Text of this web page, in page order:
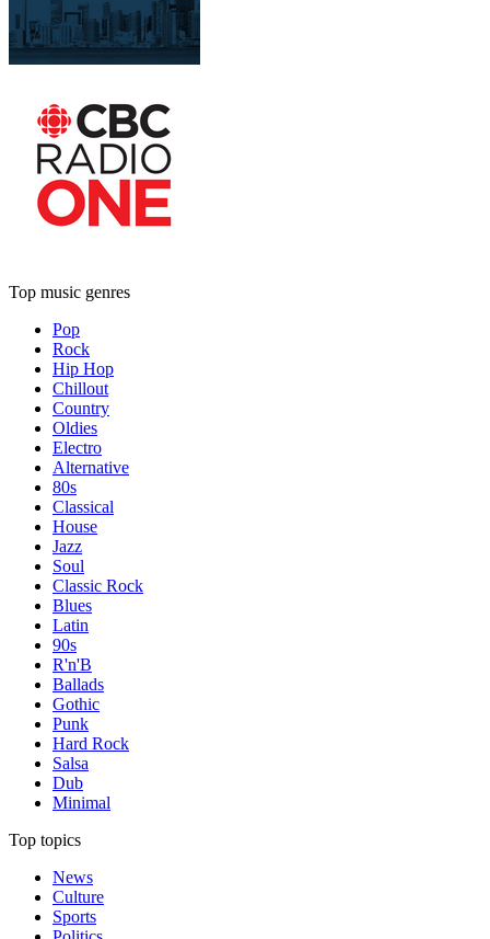
Top music genres
Pop
Rock
Hip Hop
Chillout
Country
Oldies
Electro
Alternative
80s
Classical
House
Jazz
Soul
Classic Rock
Blues
Latin
90s
R'n'B
Ballads
Gothic
Punk
Hard Rock
Salsa
Dub
Minimal
Top topics
News
Culture
Sports